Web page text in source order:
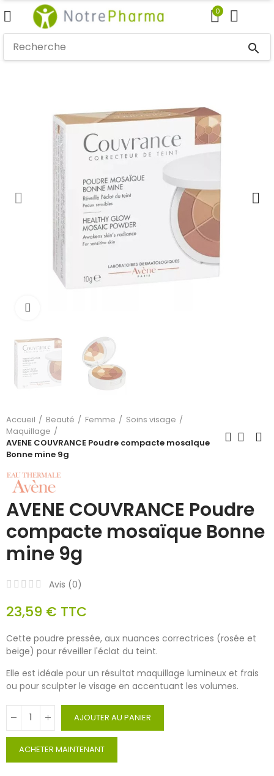
0
search
Accueil Beauté Femme
Soins visage
Maquillage
AVENE COUVRANCE Poudre compacte mosaïque
Bonne mine 9g
AVENE COUVRANCE Poudre
compacte mosaïque Bonne
mine 9g
Avis (0)
23,59 € TTC
Cette poudre pressée, aux nuances correctrices (rosée et
beige) pour réveiller l'éclat du teint.
Elle est idéale pour un résultat maquillage lumineux et frais
ou pour sculpter le visage en accentuant les volumes.
AJOUTER AU PANIER
ACHETER MAINTENANT